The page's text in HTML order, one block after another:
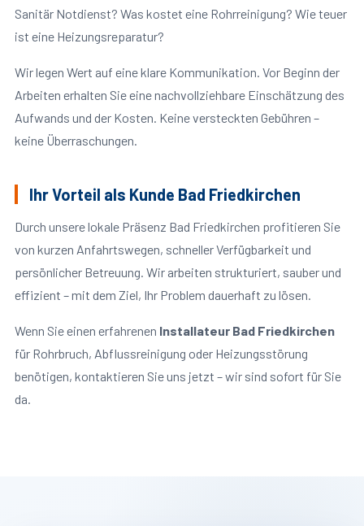
Sanitär Notdienst? Was kostet eine Rohrreinigung? Wie teuer
ist eine Heizungsreparatur?
Wir legen Wert auf eine klare Kommunikation. Vor Beginn der
Arbeiten erhalten Sie eine nachvollziehbare Einschätzung des
Aufwands und der Kosten. Keine versteckten Gebühren –
keine Überraschungen.
Ihr Vorteil als Kunde Bad Friedkirchen
Durch unsere lokale Präsenz Bad Friedkirchen profitieren Sie
von kurzen Anfahrtswegen, schneller Verfügbarkeit und
persönlicher Betreuung. Wir arbeiten strukturiert, sauber und
effizient – mit dem Ziel, Ihr Problem dauerhaft zu lösen.
Wenn Sie einen erfahrenen Installateur Bad Friedkirchen
für Rohrbruch, Abflussreinigung oder Heizungsstörung
benötigen, kontaktieren Sie uns jetzt – wir sind sofort für Sie
da.